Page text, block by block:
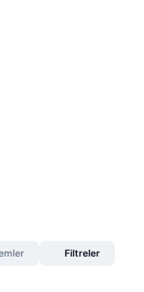
Filtreler